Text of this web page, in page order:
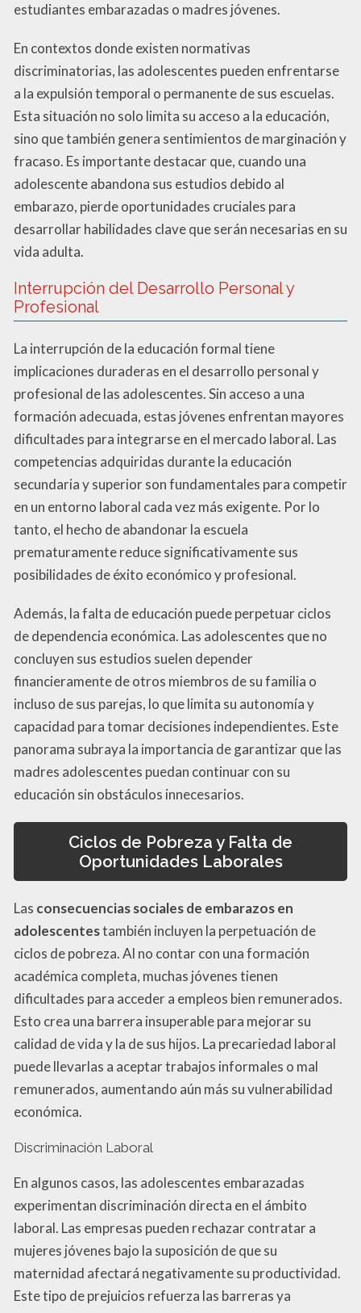
estudiantes embarazadas o madres jóvenes.
En contextos donde existen normativas
discriminatorias, las adolescentes pueden enfrentarse
a la expulsión temporal o permanente de sus escuelas.
Esta situación no solo limita su acceso a la educación,
sino que también genera sentimientos de marginación y
fracaso. Es importante destacar que, cuando una
adolescente abandona sus estudios debido al
embarazo, pierde oportunidades cruciales para
desarrollar habilidades clave que serán necesarias en su
vida adulta.
Interrupción del Desarrollo Personal y
Profesional
La interrupción de la educación formal tiene
implicaciones duraderas en el desarrollo personal y
profesional de las adolescentes. Sin acceso a una
formación adecuada, estas jóvenes enfrentan mayores
dificultades para integrarse en el mercado laboral. Las
competencias adquiridas durante la educación
secundaria y superior son fundamentales para competir
en un entorno laboral cada vez más exigente. Por lo
tanto, el hecho de abandonar la escuela
prematuramente reduce significativamente sus
posibilidades de éxito económico y profesional.
Además, la falta de educación puede perpetuar ciclos
de dependencia económica. Las adolescentes que no
concluyen sus estudios suelen depender
financieramente de otros miembros de su familia o
incluso de sus parejas, lo que limita su autonomía y
capacidad para tomar decisiones independientes. Este
panorama subraya la importancia de garantizar que las
madres adolescentes puedan continuar con su
educación sin obstáculos innecesarios.
Ciclos de Pobreza y Falta de
Oportunidades Laborales
Las consecuencias sociales de embarazos en
adolescentestambién incluyen la perpetuación de
ciclos de pobreza. Al no contar con una formación
académica completa, muchas jóvenes tienen
dificultades para acceder a empleos bien remunerados.
Esto crea una barrera insuperable para mejorar su
calidad de vida y la de sus hijos. La precariedad laboral
puede llevarlas a aceptar trabajos informales o mal
remunerados, aumentando aún más su vulnerabilidad
económica.
Discriminación Laboral
En algunos casos, las adolescentes embarazadas
experimentan discriminación directa en el ámbito
laboral. Las empresas pueden rechazar contratar a
mujeres jóvenes bajo la suposición de que su
maternidad afectará negativamente su productividad.
Este tipo de prejuicios refuerza las barreras ya